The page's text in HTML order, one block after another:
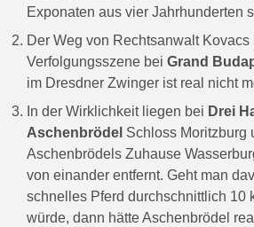
Exponaten aus vier Jahrhunderten
Der Weg von Rechtsanwalt Kovacs
Verfolgungsszene bei Grand
im Dresdner Zwinger ist real nicht
In der Wirklichkeit liegen bei Drei
Aschenbrödel Schloss Moritzburg
Aschenbrödels Zuhause
von einander entfernt. Geht man
schnelles Pferd durchschnittlich 10
würde, dann hätte Aschenbrödel